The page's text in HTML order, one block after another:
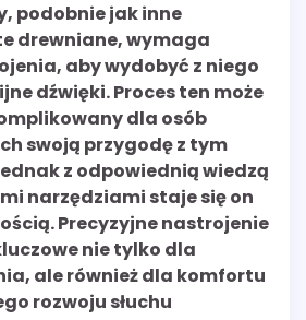
podobnie jak inne
drewniane, wymaga
aby wydobyć z niego
dźwięki. Proces ten może
dla osób
swoją przygodę z tym
z odpowiednią wiedzą
narzędziami staje się on
Precyzyjne nastrojenie
nie tylko dla
ale również dla komfortu
rozwoju słuchu